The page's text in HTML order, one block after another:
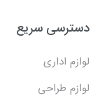
دسترسی سریع
لوازم اداری
لوازم طراحی